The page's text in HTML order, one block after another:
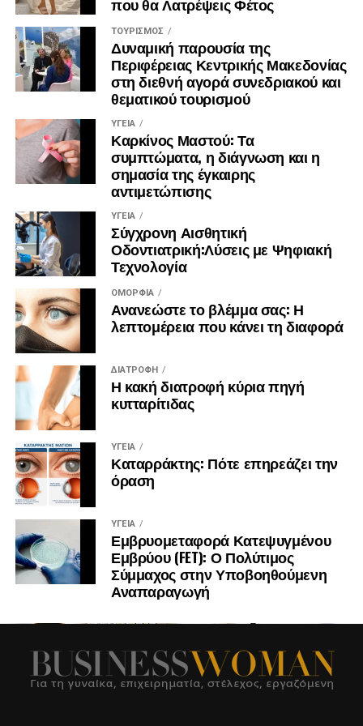
Κωνσταντίνος Μαλαχάς , Διαιτολόγος – Διατροφολόγος,
Κέρκυρα
UP NEXT
Με Υπερσύγχρονο αξονικό τομογράφο
εξοπλίστηκε το Διαγνωστικό Κέντρο της Affidea
στη Θεσσαλονίκη
DON'T MISS
Spinning: Tι είναι το indoor cycling που βάζει φωτιά
στο μεταβολισμό;
ΤΟΥΡΙΣΜΌΣ
Δυναμική παρουσία της
Περιφέρειας Κεντρικής Μακεδονίας
στη διεθνή αγορά συνεδριακού και
θεματικού τουρισμού
ΥΓΕΊΑ
Καρκίνος Μαστού: Τα
συμπτώματα, η διάγνωση και η
σημασία της έγκαιρης
αντιμετώπισης
ΥΓΕΊΑ
Σύγχρονη Αισθητική
Οδοντιατρική:Λύσεις με Ψηφιακή
Τεχνολογία
ΟΜΟΡΦΙΆ
Ανανεώστε το βλέμμα σας: Η
λεπτομέρεια που κάνει τη διαφορά
ΔΙΑΤΡΟΦΉ
Η κακή διατροφή κύρια πηγή
κυτταρίτιδας
ΥΓΕΊΑ
Καταρράκτης: Πότε επηρεάζει την
όραση
ΥΓΕΊΑ
Εμβρυομεταφορά Κατεψυγμένου
Εμβρύου (FET): Ο Πολύτιμος
Σύμμαχος στην Υποβοηθούμενη
Αναπαραγωγή